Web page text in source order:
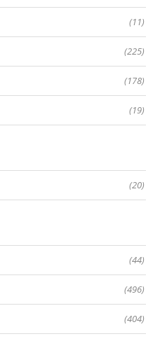
(11)
(225)
(178)
(19)
(20)
(44)
(496)
(404)